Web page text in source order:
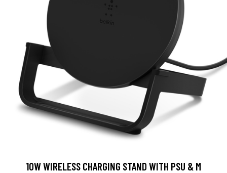
10W WIRELESS CHARGING STAND WITH PSU & M